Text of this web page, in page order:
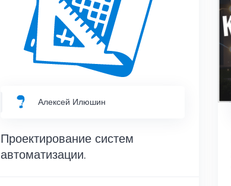
Алексей Илюшин
Проектирование систем
автоматизации.